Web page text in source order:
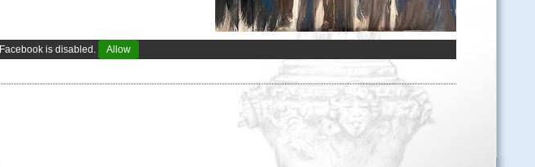
Facebook is disabled. Allow